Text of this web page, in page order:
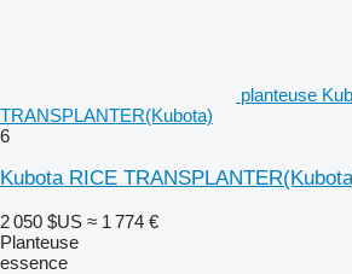
planteuse
TRANSPLANTER(Kubota)
6
Kubota RICE
2 050 $US ≈ 1 774 €
Planteuse
essence